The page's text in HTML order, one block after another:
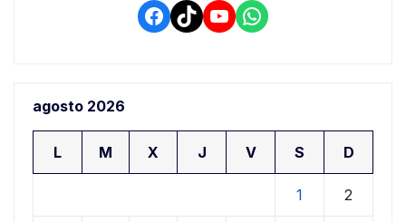
Facebook
TikTokYouTube
WhatsApp
agosto 2026
L M X J V S D
1 2